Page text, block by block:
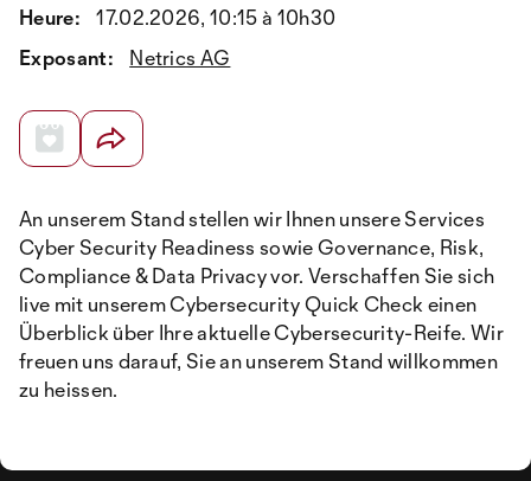
Heure:
17.02.2026, 10:15 à 10h30
Exposant:
Netrics AG
An unserem Stand stellen wir Ihnen unsere Services
Cyber Security Readiness sowie Governance, Risk,
Compliance & Data Privacy vor. Verschaffen Sie sich
live mit unserem Cybersecurity Quick Check einen
Überblick über Ihre aktuelle Cybersecurity-Reife. Wir
freuen uns darauf, Sie an unserem Stand willkommen
zu heissen.